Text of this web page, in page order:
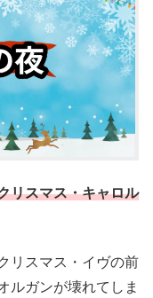
リスマス・キャロル
リスマス・イヴの前
ルガンが壊れてしま